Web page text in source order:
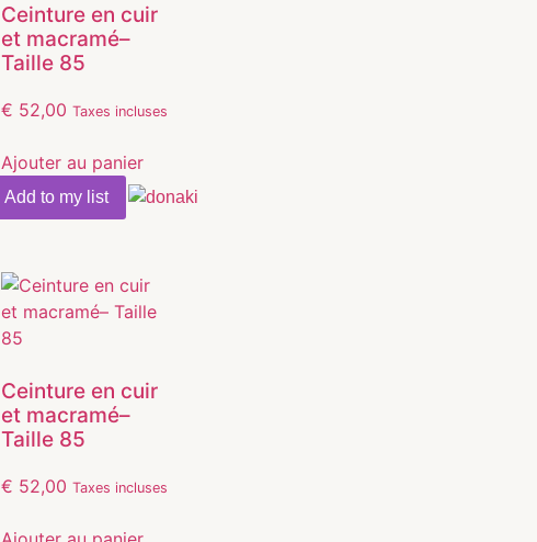
Ceinture en cuir
et macramé–
Taille 85
€ 52,00 Taxes incluses
Ajouter au panier
Add to my list
Ceinture en cuir
et macramé–
Taille 85
€ 52,00 Taxes incluses